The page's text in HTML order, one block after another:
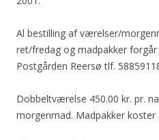
Al bestilling af værelser/
ret/fredag og madpakker
Postgården Reersø tlf.
Dobbeltværelse 450.00 kr. pr.
morgenmad. Madpakker koster